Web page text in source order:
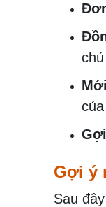
Gợi ý
Sau